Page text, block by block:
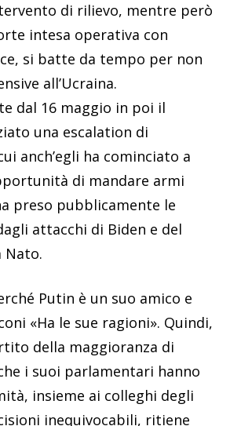
di rilievo, mentre però
intesa operativa con
si batte da tempo per non
all’Ucraina.
dal 16 maggio in poi il
una escalation di
anch’egli ha cominciato a
di mandare armi
preso pubblicamente le
attacchi di Biden e del
Nato.
Putin è un suo amico e
«Ha le sue ragioni». Quindi,
della maggioranza di
i suoi parlamentari hanno
insieme ai colleghi degli
inequivocabili, ritiene